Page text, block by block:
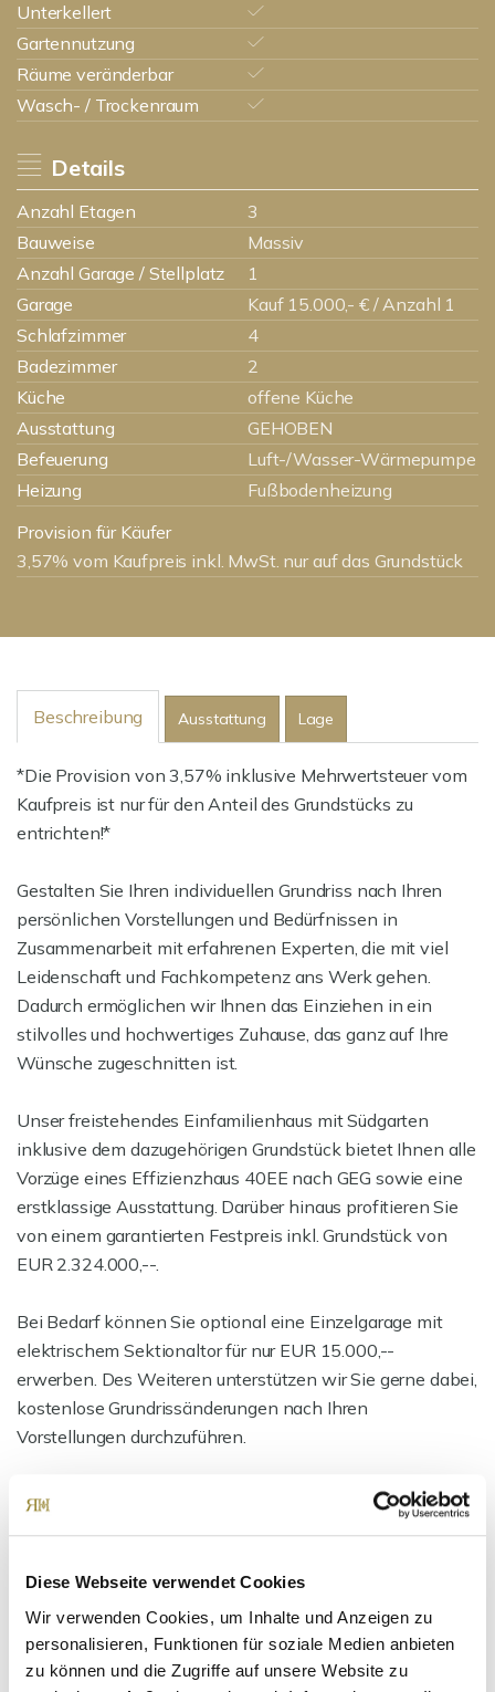
Diese Webseite verwendet Cookies
Wir verwenden Cookies, um Inhalte und Anzeigen zu
personalisieren, Funktionen für soziale Medien anbieten
zu können und die Zugriffe auf unsere Website zu
Unterkellert
Gartennutzung
Räume veränderbar
Wasch- / Trockenraum
Details
Anzahl Etagen
3
Bauweise
Massiv
Anzahl Garage / Stellplatz
1
Garage
Kauf 15.000,- € / Anzahl 1
Schlafzimmer
4
Badezimmer
2
Küche
offene Küche
Ausstattung
GEHOBEN
Befeuerung
Luft-/Wasser-Wärmepumpe
Heizung
Fußbodenheizung
Provision für Käufer
3,57% vom Kaufpreis inkl. MwSt. nur auf das Grundstück
Beschreibung Ausstattung Lage
*Die Provision von 3,57% inklusive Mehrwertsteuer vom
Kaufpreis ist nur für den Anteil des Grundstücks zu
entrichten!*
Gestalten Sie Ihren individuellen Grundriss nach Ihren
persönlichen Vorstellungen und Bedürfnissen in
Zusammenarbeit mit erfahrenen Experten, die mit viel
Leidenschaft und Fachkompetenz ans Werk gehen.
Dadurch ermöglichen wir Ihnen das Einziehen in ein
stilvolles und hochwertiges Zuhause, das ganz auf Ihre
Wünsche zugeschnitten ist.
Unser freistehendes Einfamilienhaus mit Südgarten
inklusive dem dazugehörigen Grundstück bietet Ihnen alle
Vorzüge eines Effizienzhaus 40EE nach GEG sowie eine
erstklassige Ausstattung. Darüber hinaus profitieren Sie
von einem garantierten Festpreis inkl. Grundstück von
EUR 2.324.000,--.
Bei Bedarf können Sie optional eine Einzelgarage mit
elektrischem Sektionaltor für nur EUR 15.000,--
erwerben. Des Weiteren unterstützen wir Sie gerne dabei,
kostenlose Grundrissänderungen nach Ihren
Vorstellungen durchzuführen.
Falls Sie noch mehr Fläche benötigen und größer bauen
ca. 40 qm zusätzlich ausgebaut werden. Ebenfalls ist es
möglich das Haus von der Fläche größer zu bauen. Beides
dann gegen Aufpreis, nach Absprache.